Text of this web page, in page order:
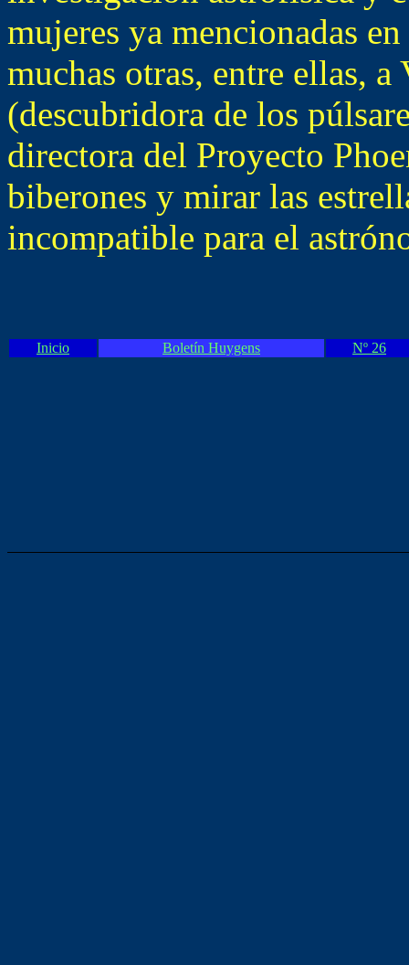
mujeres ya mencionadas
muchas otras, entre ellas,
(descubridora de los
directora del Proyecto
biberones y mirar las
incompatible para el
Inicio Boletín Huygens Nº 26